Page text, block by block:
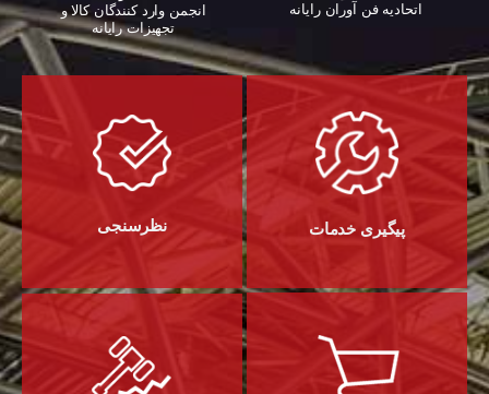
اتحادیه فن آوران رایانه
انجمن وارد کنندگان کالا و
تجهیزات رایانه‌
پیگیری خدمات نظرسنجی